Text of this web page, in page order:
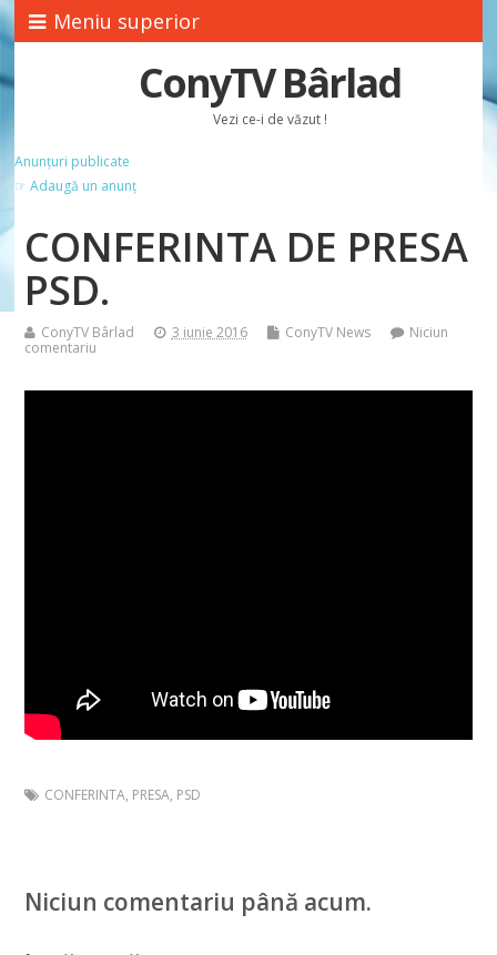
Meniu superior
ConyTV Bârlad
Vezi ce-i de văzut !
Anunțuri publicate
☞ Adaugă un anunț
CONFERINTA DE PRESA
PSD.
ConyTV Bârlad 3 iunie 2016 ConyTV News
Niciun
comentariu
CONFERINTA, PRESA, PSD
Niciun comentariu până acum.